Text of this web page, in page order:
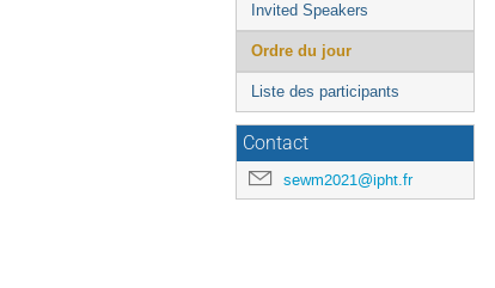
Invited Speakers
Ordre du jour
Liste des participants
Contact
sewm2021@ipht.fr